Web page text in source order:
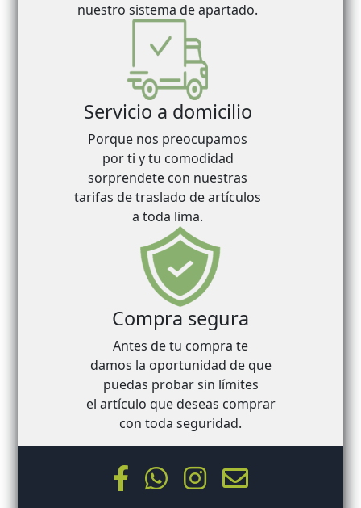
nuestro sistema de apartado.
Servicio a domicilio
Porque nos preocupamos
por ti y tu comodidad
sorprendete con nuestras
tarifas de traslado de artículos
a toda lima.
Compra segura
Antes de tu compra te
damos la oportunidad de que
puedas probar sin límites
el artículo que deseas comprar
con toda seguridad.